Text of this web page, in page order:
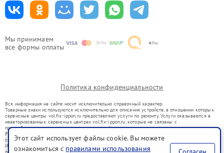
Мы принимаем
все формы оплаты
Политика конфиденциальности
Вся информация на сайте носит исключительно справочный характер.
Товарные знаки используются исключительно для описания устройств, в отношении которых
сервисные центры vol.fix-ippon.ru предоставляют услуги по ремонту. Услуги оказываются в
неавторизованных сервисных центрах vol.fix-ippon.ru, которые не связаны с
правообладателями товарных знаков или их официальными представителями.
Ремонт осуществляется для устройств, уже введенных в гражданский оборот в соответствии
со статьей 1487 ГК РФ.
Использование товарных знаков не преследует цели индивидуализации услуг или введения
Этот сайт использует файлы cookie. Вы можете
ознакомиться с правилами использования